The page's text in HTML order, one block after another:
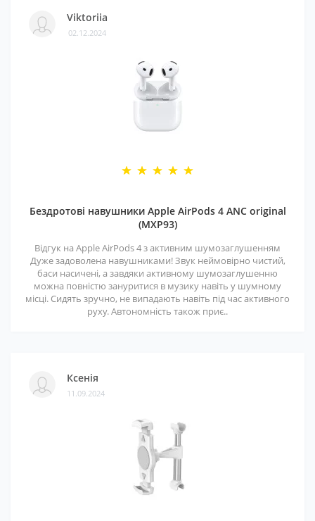
Viktoriia
02.12.2024
Бездротові навушники Apple AirPods 4 ANC original
(MXP93)
Відгук на Apple AirPods 4 з активним шумозаглушенням
Дуже задоволена навушниками! Звук неймовірно чистий,
баси насичені, а завдяки активному шумозаглушенню
можна повністю зануритися в музику навіть у шумному
місці. Сидять зручно, не випадають навіть під час активного
руху. Автономність також приє..
Ксенія
11.09.2024